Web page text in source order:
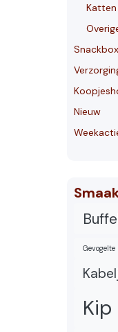
Nieuw
Gevogelte
Kip